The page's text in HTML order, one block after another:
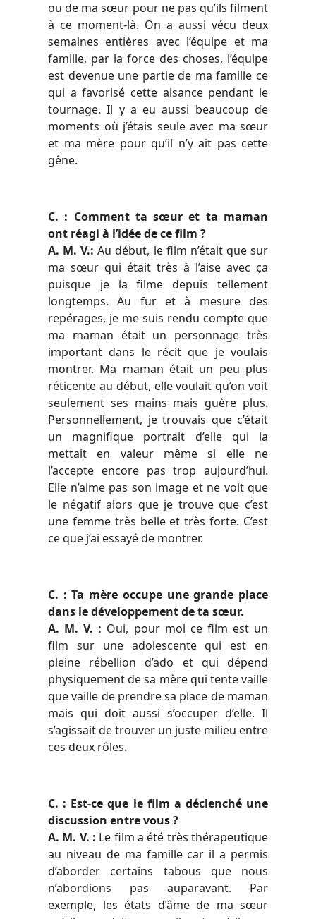
ou de ma sœur pour ne pas qu’ils filment
à ce moment-là. On a aussi vécu deux
semaines entières avec l’équipe et ma
famille, par la force des choses, l’équipe
est devenue une partie de ma famille ce
qui a favorisé cette aisance pendant le
tournage. Il y a eu aussi beaucoup de
moments où j’étais seule avec ma sœur
et ma mère pour qu’il n’y ait pas cette
gêne.
C. : Comment ta sœur et ta maman
ont réagi à l’idée de ce film ?
A. M. V.: Au début, le film n’était que sur
ma sœur qui était très à l’aise avec ça
puisque je la filme depuis tellement
longtemps. Au fur et à mesure des
repérages, je me suis rendu compte que
ma maman était un personnage très
important dans le récit que je voulais
montrer. Ma maman était un peu plus
réticente au début, elle voulait qu’on voit
seulement ses mains mais guère plus.
Personnellement, je trouvais que c’était
un magnifique portrait d’elle qui la
mettait en valeur même si elle ne
l’accepte encore pas trop aujourd’hui.
Elle n’aime pas son image et ne voit que
le négatif alors que je trouve que c’est
une femme très belle et très forte. C’est
ce que j’ai essayé de montrer.
C. : Ta mère occupe une grande place
dans le développement de ta sœur.
A. M. V. : Oui, pour moi ce film est un
film sur une adolescente qui est en
pleine rébellion d’ado et qui dépend
physiquement de sa mère qui tente vaille
que vaille de prendre sa place de maman
mais qui doit aussi s’occuper d’elle. Il
s’agissait de trouver un juste milieu entre
ces deux rôles.
C. : Est-ce que le film a déclenché une
discussion entre vous ?
A. M. V. : Le film a été très thérapeutique
au niveau de ma famille car il a permis
d’aborder certains tabous que nous
n’abordions pas auparavant. Par
exemple, les états d’âme de ma sœur